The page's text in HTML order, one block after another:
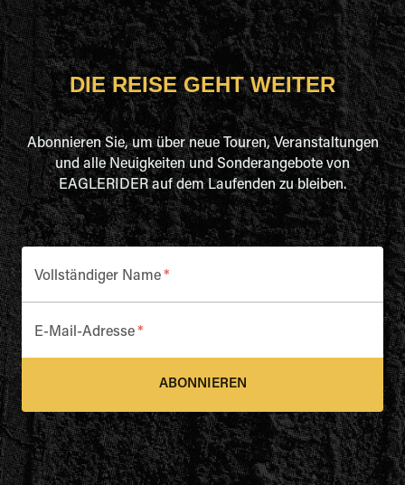
DIE REISE GEHT WEITER
Abonnieren Sie, um über neue Touren, Veranstaltungen
und alle Neuigkeiten und Sonderangebote von
EAGLERIDER auf dem Laufenden zu bleiben.
Vollständiger Name*
E-Mail-Adresse*
ABONNIEREN